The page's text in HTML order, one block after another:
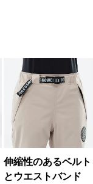
伸縮性のあるベルト
とウエストバンド